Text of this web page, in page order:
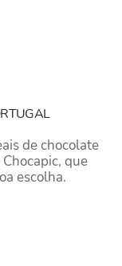
de chocolate
que
escolha.